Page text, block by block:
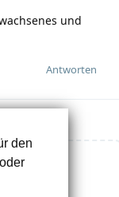
den
und
Antworten